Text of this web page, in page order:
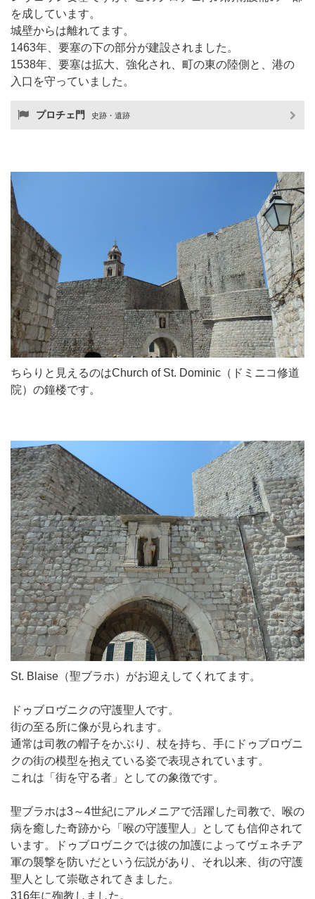
を成しています。
城壁からは離れてます。
1463年、要塞の下の部分が建設されました。
1538年、要塞は拡大、強化され、町の東の陸側と、港の
入口を守っていました。
プロチェ門 史跡・遺跡
ちらりと見えるのはChurch of St. Dominic（ドミニコ修道
院）の鐘楼です。
St. Blaise（聖ブラホ）がお迎えしてくれてます。
ドゥブロヴニクの守護聖人です。
街の至る所に像が見られます。
通常は司教の帽子をかぶり、杖を持ち、手にドゥブロヴニ
クの街の模型を抱えている姿で表現されています。
これは「街を守る者」としての象徴です。
聖ブラホは3～4世紀にアルメニアで活躍した司教で、喉の
病を癒した奇跡から「喉の守護聖人」としても信仰されて
います。ドゥブロヴニクでは彼の加護によってヴェネチア
軍の襲撃を防いだという伝説があり、それ以来、街の守護
聖人として崇敬されてきました。
316年に殉教しました。